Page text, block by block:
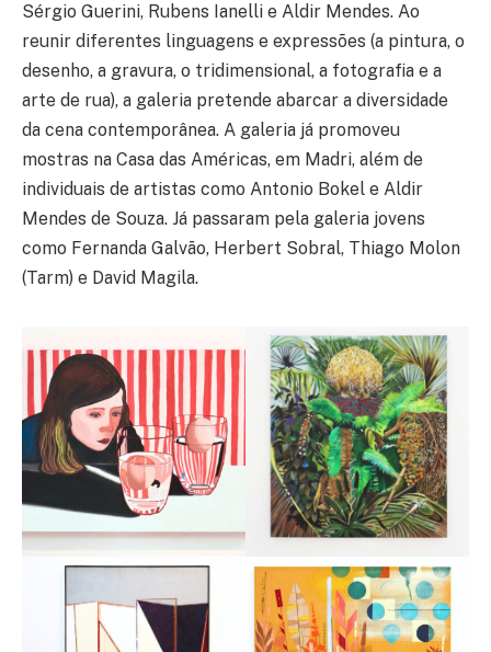
Sérgio Guerini, Rubens Ianelli e Aldir Mendes. Ao
reunir diferentes linguagens e expressões (a pintura, o
desenho, a gravura, o tridimensional, a fotografia e a
arte de rua), a galeria pretende abarcar a diversidade
da cena contemporânea. A galeria já promoveu
mostras na Casa das Américas, em Madri, além de
individuais de artistas como Antonio Bokel e Aldir
Mendes de Souza. Já passaram pela galeria jovens
como Fernanda Galvão, Herbert Sobral, Thiago Molon
(Tarm) e David Magila.